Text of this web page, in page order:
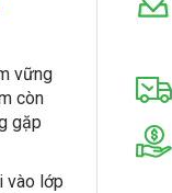
vững
còn
gặp
vào lớp